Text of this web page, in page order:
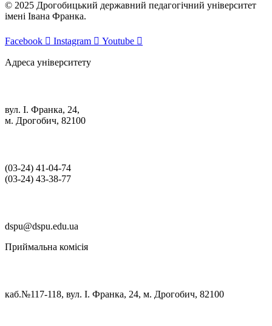
© 2025 Дрогобицький державний педагогічний університет
імені Івана Франка.
Facebook Instagram Youtube
Адреса університету
вул. І. Франка, 24,
м. Дрогобич, 82100
(03‑24) 41‑04‑74
(03‑24) 43‑38‑77
dspu@dspu.edu.ua
Приймальна комісія
каб.№117-118, вул. І. Франка, 24, м. Дрогобич, 82100